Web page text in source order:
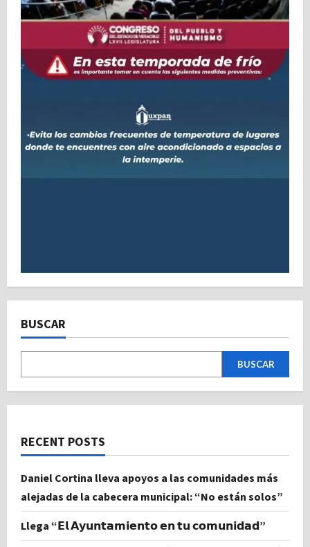
BUSCAR
BUSCAR
RECENT POSTS
Daniel Cortina lleva apoyos a las comunidades más
alejadas de la cabecera municipal: “No están solos”
Llega “𝗘𝗹 𝗔𝘆𝘂𝗻𝘁𝗮𝗺𝗶𝗲𝗻𝘁𝗼 𝗲𝗻 𝘁𝘂 𝗰𝗼𝗺𝘂𝗻𝗶𝗱𝗮𝗱”